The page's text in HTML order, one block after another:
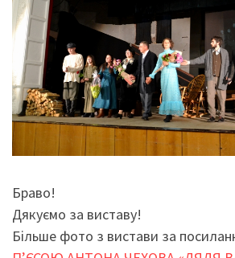
Браво!
Дякуємо за виставу!
Більше фото з вистави за